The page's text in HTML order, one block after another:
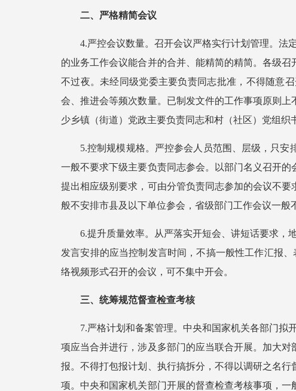
二、严格精简会议
4.严控会议数量。召开会议严格实行计划管理。法
的业务工作会议能合并的合并、能精简的精简。各级
不过夜。未经同级党委主要负责同志批准，不得随意
会、推进会等频次数量。已制发文件的工作事项原则
少乡镇（街道）党政主要负责同志和村（社区）党组织
5.控制规模规格。严控参会人员范围、层级，只
一般不要求下级主要负责同志参会。以部门名义召开
提出相应级别要求，可由分管负责同志参加的会议不
般不安排市县及以下单位参会，省级部门工作会议一般
6.提升质量效率。从严落实开短会、讲短话要求，
发言安排的应当控制发言时间，不搞一般性工作汇报
络视频形式召开的会议，可不集中开会。
三、统筹规范督查检查考核
7.严格计划和备案管理。中央和国家机关各部门拟
项应当合并进行，涉及多部门的应当联合开展。加大
报。不得打包报计划、执行搞拆分，不得以调研之名
项。中央和国家机关部门开展的督查检查考核事项，